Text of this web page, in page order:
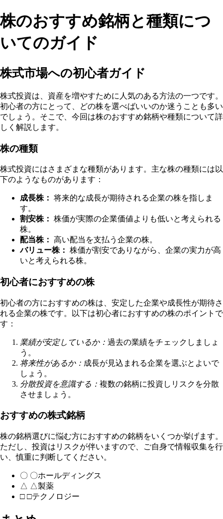
株のおすすめ銘柄と種類につ
いてのガイド
株式市場への初心者ガイド
株式投資は、資産を増やすために人気のある方法の一つです。
初心者の方にとって、どの株を選べばいいのか迷うことも多い
でしょう。そこで、今回は株のおすすめ銘柄や種類について詳
しく解説します。
株の種類
株式投資にはさまざまな種類があります。主な株の種類には以
下のようなものがあります：
成長株： 将来的な成長が期待される企業の株を指しま
す。
割安株： 株価が実際の企業価値よりも低いと考えられる
株。
配当株： 高い配当を支払う企業の株。
バリュー株： 株価が割安でありながら、企業の実力が高
いと考えられる株。
初心者におすすめの株
初心者の方におすすめの株は、安定した企業や成長性が期待さ
れる企業の株です。以下は初心者におすすめの株のポイントで
す：
業績が安定しているか： 過去の業績をチェックしましょ
う。
将来性があるか： 成長が見込まれる企業を選ぶとよいで
しょう。
分散投資を意識する： 複数の銘柄に投資しリスクを分散
させましょう。
おすすめの株式銘柄
株の銘柄選びに悩む方におすすめの銘柄をいくつか挙げます。
ただし、投資はリスクが伴いますので、ご自身で情報収集を行
い、慎重に判断してください。
〇 〇ホールディングス
△ △製薬
□ □テクノロジー